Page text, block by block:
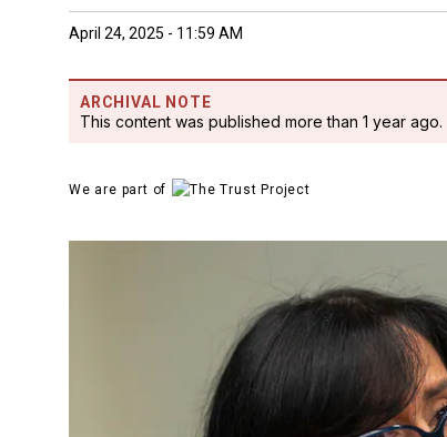
April 24, 2025 - 11:59 AM
ARCHIVAL NOTE
This content was published more than 1 year ago.
We are part of